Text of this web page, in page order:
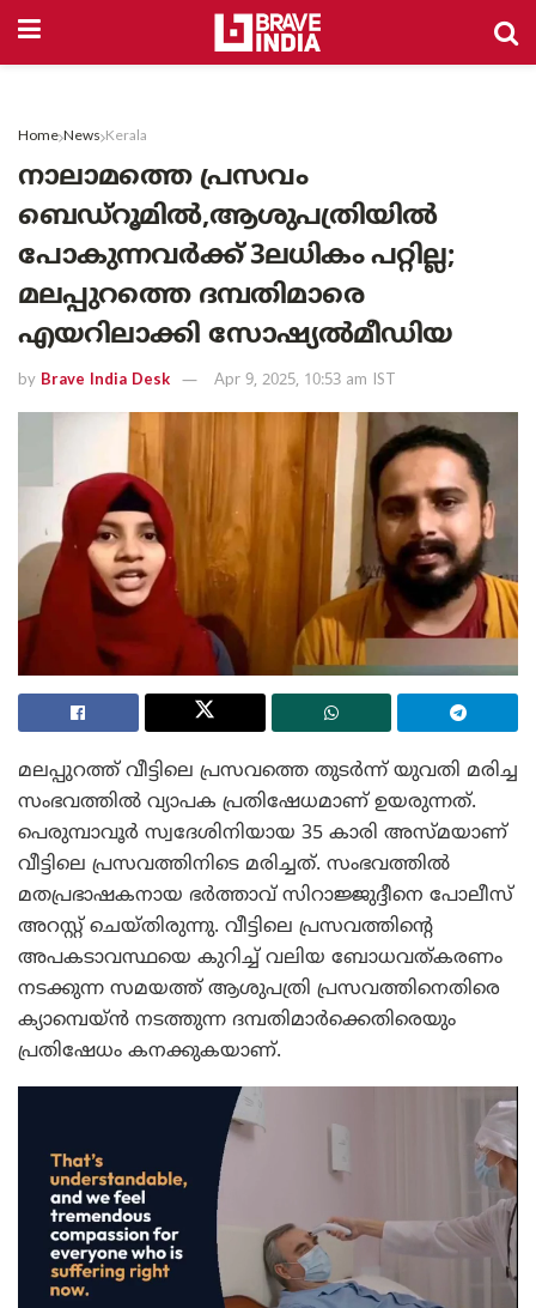
Home News Kerala
നാലാമത്തെ പ്രസവം
ബെഡ്‌റൂമിൽ,ആശുപത്രിയിൽ
പോകുന്നവർക്ക് 3ലധികം പറ്റില്ല;
മലപ്പുറത്തെ ദമ്പതിമാരെ
എയറിലാക്കി സോഷ്യൽമീഡിയ
by Brave India Desk Apr 9, 2025, 10:53 am IST
മലപ്പുറത്ത് വീട്ടിലെ പ്രസവത്തെ തുടർന്ന് യുവതി മരിച്ച
സംഭവത്തിൽ വ്യാപക പ്രതിഷേധമാണ് ഉയരുന്നത്.
പെരുമ്പാവൂർ സ്വദേശിനിയായ 35 കാരി അസ്മയാണ്
വീട്ടിലെ പ്രസവത്തിനിടെ മരിച്ചത്. സംഭവത്തിൽ
മതപ്രഭാഷകനായ ഭർത്താവ് സിറാജ്ജുദ്ദീനെ പോലീസ്
അറസ്റ്റ് ചെയ്തിരുന്നു. വീട്ടിലെ പ്രസവത്തിന്റെ
അപകടാവസ്ഥയെ കുറിച്ച് വലിയ ബോധവത്കരണം
നടക്കുന്ന സമയത്ത് ആശുപത്രി പ്രസവത്തിനെതിരെ
ക്യാമ്പെയ്ൻ നടത്തുന്ന ദമ്പതിമാർക്കെതിരെയും
പ്രതിഷേധം കനക്കുകയാണ്.